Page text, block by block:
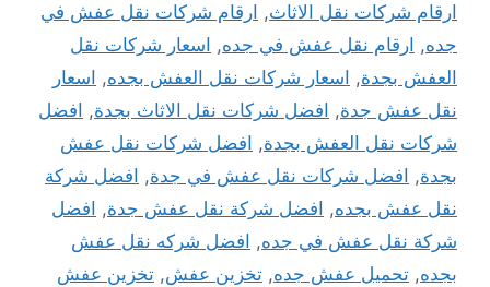
ارقام شركات نقل الاثاث, ارقام شركات نقل عفش في
جده, ارقام نقل عفش في جده, اسعار شركات نقل
العفش بجدة, اسعار شركات نقل العفش بجده, اسعار
نقل عفش جدة, افضل شركات نقل الاثاث بجدة, افضل
شركات نقل العفش بجدة, افضل شركات نقل عفش
بجدة, افضل شركات نقل عفش في جدة, افضل شركة
نقل عفش بجده, افضل شركة نقل عفش جدة, افضل
شركة نقل عفش في جده, افضل شركه نقل عفش
بجده, تحميل عفش جده, تخزين عفش, تخزين عفش